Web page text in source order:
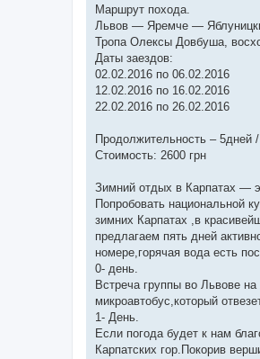
о
м
л
е
н
я
Маршрут похода.
Львов — Яремче —
Тропа Олексы Довбуша,
Даты заездов:
02.02.2016 по 06.02.2016
12.02.2016 по 16.02.2016
22.02.2016 по 26.02.2016
Продолжительность – 5дней /
Стоимость: 2600 грн
Зимний отдых в Карпатах —
Попробовать национальной
зимних Карпатах ,в
предлагаем пять дней
номере,горячая вода есть
0- день.
Встреча группы во Львове
микроавтобус,который
1- День.
Если погода будет к нам
Карпатских гор.Покорив